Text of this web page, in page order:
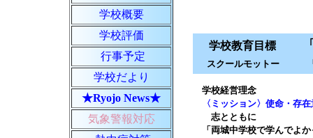
学校概要
学校評価
行事予定
学校だより
★Ryojo News★
気象警報対応
学校教育目標 「
スクールモットー
学校経営理念
〈ミッション〉使命・存
志とともに
「両城中学校で学んでよ